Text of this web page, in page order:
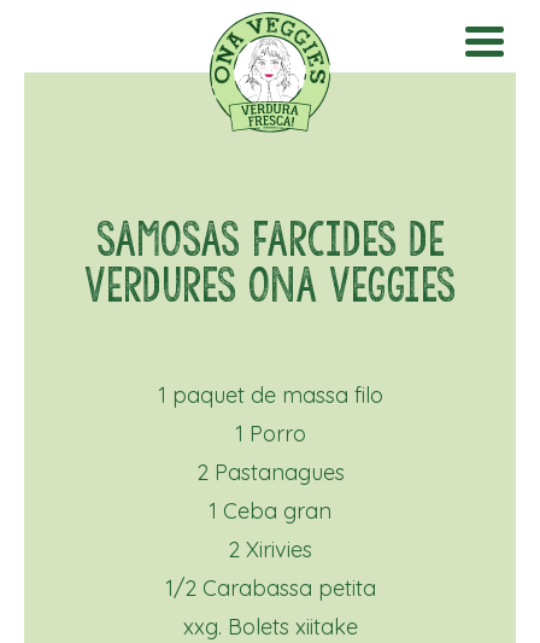
SAMOSAS FARCIDES DE
VERDURES ONA VEGGIES
1 paquet de massa filo
1 Porro
2 Pastanagues
1 Ceba gran
2 Xirivies
1/2 Carabassa petita
xxg. Bolets xiitake